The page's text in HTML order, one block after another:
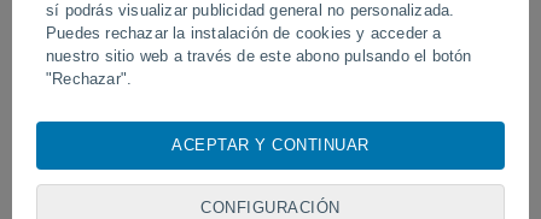
sí podrás visualizar publicidad general no personalizada.
Puedes rechazar la instalación de cookies y acceder a
nuestro sitio web a través de este abono pulsando el botón
"Rechazar".
cookies, identificadores únicos o tecnologías similares para
visita en este sitio web, las direcciones IP y los
identificadores de cookies. Es posible que algunos
ACEPTAR Y CONTINUAR
CONFIGURACIÓN
Un rayo impactó en un campo de
fútbol en Narathiwat, Tailandia.
Erupción y actividad
volcán de Fuego,
Síguenos